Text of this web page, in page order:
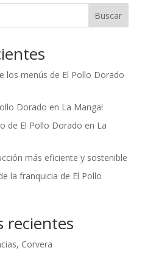
Buscar
los menús de El Pollo Dorado
Dorado en La Manga!
de El Pollo Dorado en La
más eficiente y sostenible
la franquicia de El Pollo
recientes
Corvera